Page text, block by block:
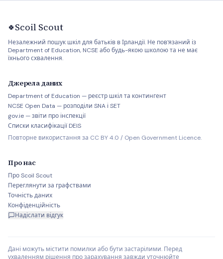
🍀Scoil Scout
Незалежний пошук шкіл для батьків в Ірландії. Не пов'язаний із
Department of Education, NCSE або будь-якою школою та не має
їхнього схвалення.
Джерела даних
Department of Education — реєстр шкіл та контингент
NCSE Open Data — розподіли SNA і SET
gov.ie — звіти про інспекції
Списки класифікації DEIS
Повторне використання за CC BY 4.0 / Open Government Licence.
Про нас
Про Scoil Scout
Переглянути за графствами
Точність даних
Конфіденційність
Надіслати відгук
Дані можуть містити помилки або бути застарілими. Перед
ухваленням рішення про зарахування завжди уточнюйте